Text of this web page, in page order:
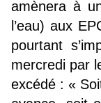
amènera à
l’eau) aux
pourtant
mercredi par
excédé : «